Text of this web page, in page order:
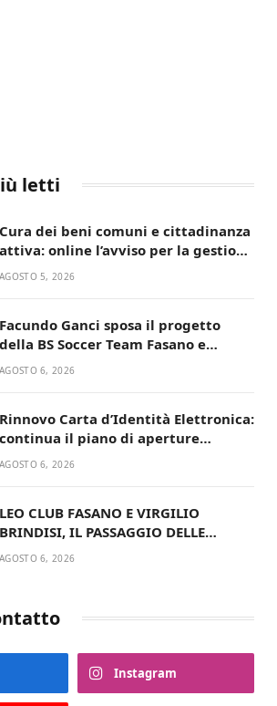
letti
Cura dei beni comuni e cittadinanza
attiva: online l’avviso per la gestione
condivisa della Villetta di Laureto
AGOSTO 5, 2026
Facundo Ganci sposa il progetto
della BS Soccer Team Fasano e
ritorna in campo
AGOSTO 6, 2026
Rinnovo Carta d’Identità Elettronica:
continua il piano di aperture
straordinarie del Comune di Fasano
AGOSTO 6, 2026
LEO CLUB FASANO E VIRGILIO
BRINDISI, IL PASSAGGIO DELLE
CONSEGNE RINNOVA UN’AMICIZIA
AGOSTO 6, 2026
Instagram